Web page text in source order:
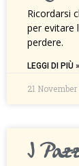
Ricordarsi
per evitare
perdere.
LEGGI DI PIÙ »
21 November
I